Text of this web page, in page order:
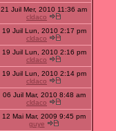
21 Juil Mer, 2010 11:36 am
cldaco
19 Juil Lun, 2010 2:17 pm
cldaco
19 Juil Lun, 2010 2:16 pm
cldaco
19 Juil Lun, 2010 2:14 pm
cldaco
06 Juil Mar, 2010 8:48 am
cldaco
12 Mai Mar, 2009 9:45 pm
guye